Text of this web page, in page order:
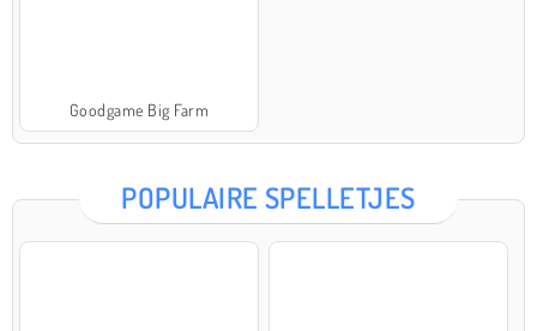
Goodgame Big Farm
POPULAIRE SPELLETJES